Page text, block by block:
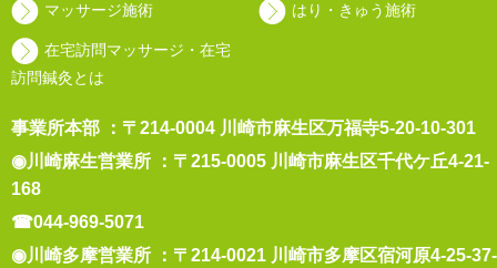
マッサージ施術 はり・きゅう施術
在宅訪問マッサージ・在宅
訪問鍼灸とは
事業所本部 ：〒214-0004 川崎市麻生区万福寺5-20-10-301
◉川崎麻生営業所 ：〒215-0005 川崎市麻生区千代ケ丘4-21-
168
☎044-969-5071
◉川崎多摩営業所 ：〒214-0021 川崎市多摩区宿河原4-25-37-